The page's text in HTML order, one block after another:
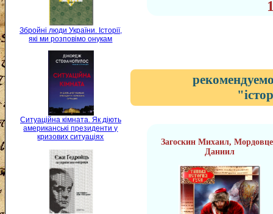
Збройні люди України. Історії,
які ми розповімо онукам
Ситуаційна кімната. Як діють
американські президенти у
кризових ситуаціях
Загоскин Михаил,
Даниил